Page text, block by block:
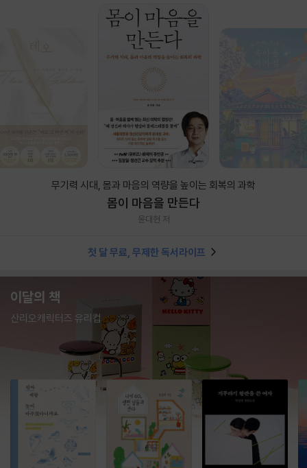
무기력 시대, 몸과 마음의 역량을 높이는 회복의 과학
몸이 마음을 만든다
윤대현 저
첫 달 무료, 무제한 독서라이프
이달의 책
산리오캐릭터즈 유리컵